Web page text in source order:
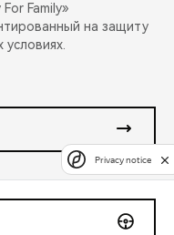
Family»
на защиту
Privacy notice